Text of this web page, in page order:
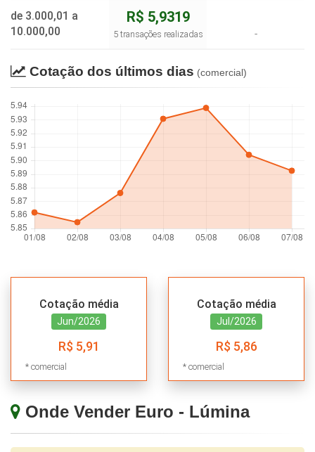
de 3.000,01 a
10.000,00
R$ 5,9319
5 transações realizadas -
Cotação dos últimos dias (comercial)
Cotação média
Jun/2026
R$ 5,91
* comercial
Cotação média
Jul/2026
R$ 5,86
* comercial
Onde Vender Euro - Lúmina